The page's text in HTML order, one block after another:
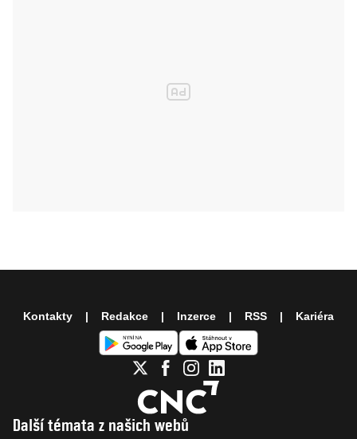
Další témata z našich webů
Kontakty Redakce Inzerce RSS Kariéra